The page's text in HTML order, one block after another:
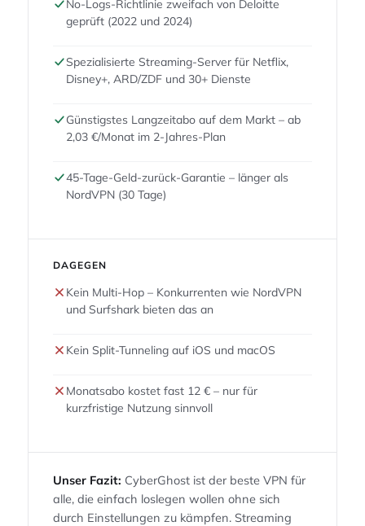
No-Logs-Richtlinie zweifach von Deloitte
geprüft (2022 und 2024)
Spezialisierte Streaming-Server für Netflix,
Disney+, ARD/ZDF und 30+ Dienste
Günstigstes Langzeitabo auf dem Markt – ab
2,03 €/Monat im 2-Jahres-Plan
45-Tage-Geld-zurück-Garantie – länger als
NordVPN (30 Tage)
DAGEGEN
Kein Multi-Hop – Konkurrenten wie NordVPN
und Surfshark bieten das an
Kein Split-Tunneling auf iOS und macOS
Monatsabo kostet fast 12 € – nur für
kurzfristige Nutzung sinnvoll
Unser Fazit: CyberGhost ist der beste VPN für
alle, die einfach loslegen wollen ohne sich
durch Einstellungen zu kämpfen. Streaming